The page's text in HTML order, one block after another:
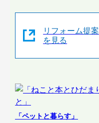
リフォーム提案
を見る
「ペットと暮らす」